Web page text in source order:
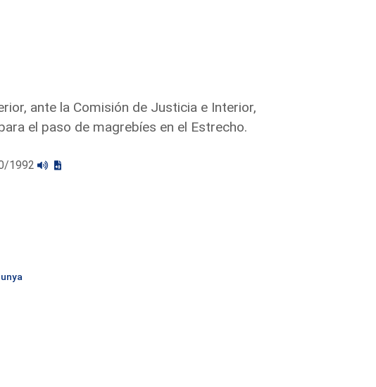
ante la Comisión de Justicia e Interior,
el paso de magrebíes en el Estrecho.
1992